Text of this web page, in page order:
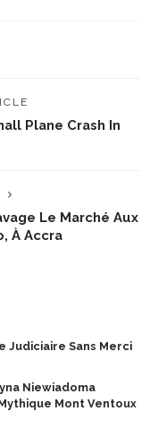
Plane Crash In
Le Marché Aux
À Accra
Judiciaire Sans Merci
Niewiadoma
Mont Ventoux